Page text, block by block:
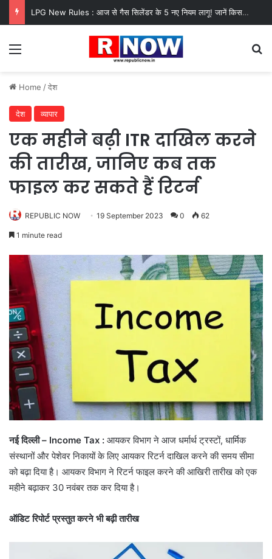
LPG New Rules : आज से गैस सिलेंडर के 5 नए नियम लागू! जानें किसका कटेगा कनेक्शन, कितने दिन बाद होगी बुकिंग?
Menu
Home /देश
देश व्यापार
एक महीने बढ़ी ITR दाखिल करने
की तारीख, जानिए कब तक
फाइल कर सकते हैं रिटर्न
REPUBLIC NOW 19 September 2023 0 62
1 minute read
नई दिल्ली – Income Tax : आयकर विभाग ने आज धर्मार्थ ट्रस्टों, धार्मिक
संस्थानों और पेशेवर निकायों के लिए आयकर रिटर्न दाखिल करने की समय सीमा
को बढ़ा दिया है। आयकर विभाग ने रिटर्न फाइल करने की आखिरी तारीख को एक
महीने बढ़ाकर 30 नवंबर तक कर दिया है।
ऑडिट रिपोर्ट प्रस्तुत करने भी बढ़ी तारीख